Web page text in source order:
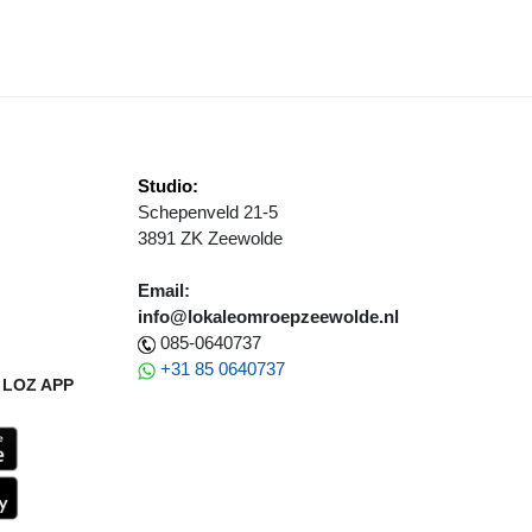
APP
Studio:
Schepenveld 21-5
3891 ZK Zeewolde
Email:
info@lokaleomroepzeewolde.nl
085-0640737
+31 85 0640737